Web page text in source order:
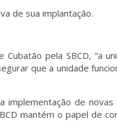
de sua implantação.
pela SBCD, “a
que a unidade
de novas
mantém o papel de